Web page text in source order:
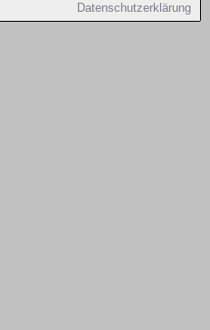
Datenschutzerklärung